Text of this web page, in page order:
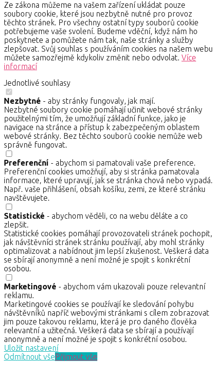
Ze zákona můžeme na vašem zařízení ukládat pouze
soubory cookie, které jsou nezbytně nutné pro provoz
těchto stránek. Pro všechny ostatní typy souborů cookie
potřebujeme vaše svolení. Budeme vděční, když nám ho
poskytnete a pomůžete nám tak, naše stránky a služby
zlepšovat. Svůj souhlas s používáním cookies na našem webu
můžete samozřejmě kdykoliv změnit nebo odvolat. Více
informací
Jednotlivé souhlasy
Nezbytné - aby stránky fungovaly, jak mají.
Nezbytné soubory cookie pomáhají učinit webové stránky
použitelnými tím, že umožňují základní funkce, jako je
navigace na stránce a přístup k zabezpečeným oblastem
webové stránky. Bez těchto souborů cookie nemůže web
správně fungovat.
Preferenční - abychom si pamatovali vaše preference.
Preferenční cookies umožňují, aby si stránka pamatovala
informace, které upravují, jak se stránka chová nebo vypadá.
Např. vaše přihlášení, obsah košíku, zemi, ze které stránku
navštěvujete.
Statistické - abychom věděli, co na webu děláte a co
zlepšit.
Statistické cookies pomáhají provozovateli stránek pochopit,
jak návštěvníci stránek stránku používají, aby mohl stránky
optimalizovat a nabídnout jim lepší zkušenost. Veškerá data
se sbírají anonymně a není možné je spojit s konkrétní
osobou.
Marketingové - abychom vám ukazovali pouze relevantní
reklamu.
Marketingové cookies se používají ke sledování pohybu
návštěvníků napříč webovými stránkami s cílem zobrazovat
jim pouze takovou reklamu, která je pro daného člověka
relevantní a užitečná. Veškerá data se sbírají a používají
anonymně a není možné je spojit s konkrétní osobou.
Uložit nastavení
Odmítnout všePřijmout vše